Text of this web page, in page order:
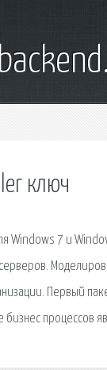
ключ
Windows 7 и
Первый
процессов